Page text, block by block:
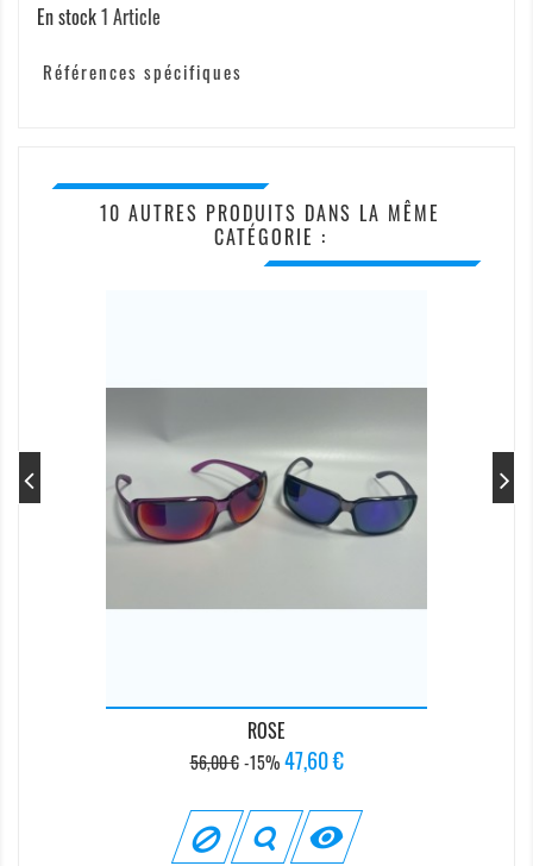
En stock1 Article
Références spécifiques
10 AUTRES PRODUITS DANS LA MÊME
CATÉGORIE :
ROSE
Prix
de
base
56,00 € -15% Prix
47,60 €
